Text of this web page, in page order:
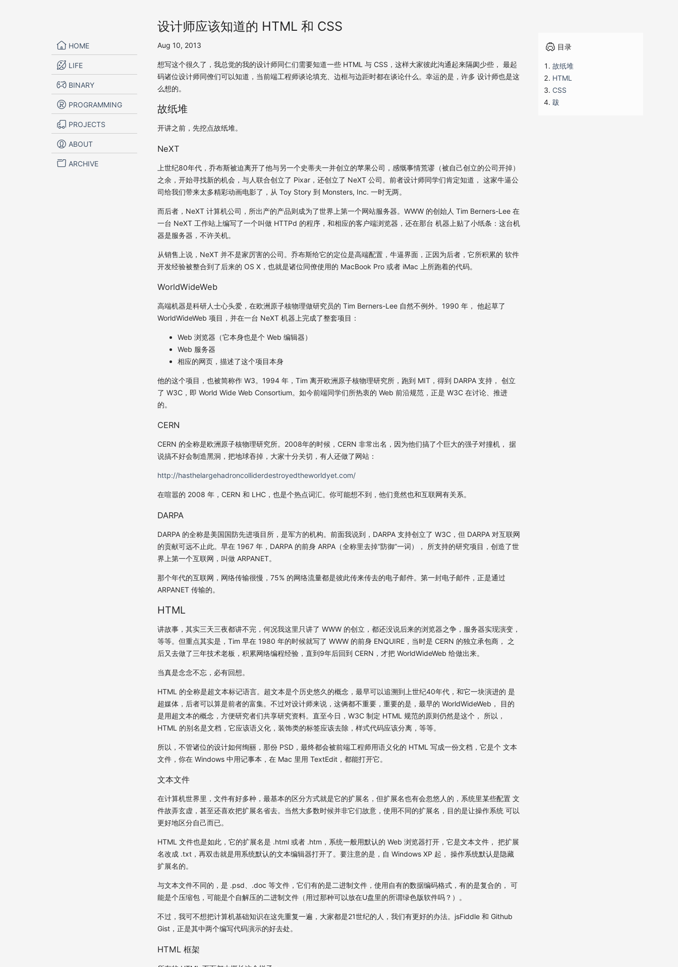
设计师应该知道的 HTML 和 CSS
Aug 10, 2013
想写这个很久了，我总觉的我的设计师同仁们需要知道一些 HTML 与 CSS，这样大家彼此沟通起来隔阂少些， 最起
码诸位设计师同僚们可以知道，当前端工程师谈论填充、边框与边距时都在谈论什么。幸运的是，许多 设计师也是这
么想的。
故纸堆
开讲之前，先挖点故纸堆。
NeXT
上世纪80年代，乔布斯被迫离开了他与另一个史蒂夫一并创立的苹果公司，感慨事情荒谬（被自己创立的公司开掉）
之余，开始寻找新的机会，与人联合创立了 Pixar，还创立了 NeXT 公司。前者设计师同学们肯定知道， 这家牛逼公
司给我们带来太多精彩动画电影了，从 Toy Story 到 Monsters, Inc. 一时无两。
而后者，NeXT 计算机公司，所出产的产品则成为了世界上第一个网站服务器。WWW 的创始人 Tim Berners-Lee 在
一台 NeXT 工作站上编写了一个叫做 HTTPd 的程序，和相应的客户端浏览器，还在那台 机器上贴了小纸条：这台机
器是服务器，不许关机。
从销售上说，NeXT 并不是家厉害的公司。乔布斯给它的定位是高端配置，牛逼界面，正因为后者，它所积累的 软件
开发经验被整合到了后来的 OS X，也就是诸位同僚使用的 MacBook Pro 或者 iMac 上所跑着的代码。
WorldWideWeb
高端机器是科研人士心头爱，在欧洲原子核物理做研究员的 Tim Berners-Lee 自然不例外。1990 年， 他起草了
WorldWideWeb 项目，并在一台 NeXT 机器上完成了整套项目：
Web 浏览器（它本身也是个 Web 编辑器）
Web 服务器
相应的网页，描述了这个项目本身
他的这个项目，也被简称作 W3。1994 年，Tim 离开欧洲原子核物理研究所，跑到 MIT，得到 DARPA 支持， 创立
了 W3C，即 World Wide Web Consortium。如今前端同学们所热衷的 Web 前沿规范，正是 W3C 在讨论、推进
的。
CERN
CERN 的全称是欧洲原子核物理研究所。2008年的时候，CERN 非常出名，因为他们搞了个巨大的强子对撞机， 据
说搞不好会制造黑洞，把地球吞掉，大家十分关切，有人还做了网站：
http://hasthelargehadroncolliderdestroyedtheworldyet.com/
在喧嚣的 2008 年，CERN 和 LHC，也是个热点词汇。你可能想不到，他们竟然也和互联网有关系。
DARPA
DARPA 的全称是美国国防先进项目所，是军方的机构。前面我说到，DARPA 支持创立了 W3C，但 DARPA 对互联网
的贡献可远不止此。早在 1967 年，DARPA 的前身 ARPA（全称里去掉“防御”一词）， 所支持的研究项目，创造了世
界上第一个互联网，叫做 ARPANET。
那个年代的互联网，网络传输很慢，75% 的网络流量都是彼此传来传去的电子邮件。第一封电子邮件，正是通过
ARPANET 传输的。
HTML
讲故事，其实三天三夜都讲不完，何况我这里只讲了 WWW 的创立，都还没说后来的浏览器之争，服务器实现演变，
等等。但重点其实是，Tim 早在 1980 年的时候就写了 WWW 的前身 ENQUIRE，当时是 CERN 的独立承包商， 之
后又去做了三年技术老板，积累网络编程经验，直到9年后回到 CERN，才把 WorldWideWeb 给做出来。
当真是念念不忘，必有回想。
HTML 的全称是超文本标记语言。超文本是个历史悠久的概念，最早可以追溯到上世纪40年代，和它一块演进的 是
超媒体，后者可以算是前者的富集。不过对设计师来说，这俩都不重要，重要的是，最早的 WorldWideWeb， 目的
是用超文本的概念，方便研究者们共享研究资料。直至今日，W3C 制定 HTML 规范的原则仍然是这个， 所以，
HTML 的别名是文档，它应该语义化，装饰类的标签应该去除，样式代码应该分离，等等。
所以，不管诸位的设计如何绚丽，那份 PSD，最终都会被前端工程师用语义化的 HTML 写成一份文档，它是个 文本
文件，你在 Windows 中用记事本，在 Mac 里用 TextEdit，都能打开它。
文本文件
在计算机世界里，文件有好多种，最基本的区分方式就是它的扩展名，但扩展名也有会忽悠人的，系统里某些配置 文
件故弄玄虚，甚至还喜欢把扩展名省去。当然大多数时候并非它们故意，使用不同的扩展名，目的是让操作系统 可以
更好地区分自己而已。
HTML 文件也是如此，它的扩展名是 .html 或者 .htm，系统一般用默认的 Web 浏览器打开，它是文本文件， 把扩展
名改成 .txt，再双击就是用系统默认的文本编辑器打开了。要注意的是，自 Windows XP 起， 操作系统默认是隐藏
扩展名的。
与文本文件不同的，是 .psd、.doc 等文件，它们有的是二进制文件，使用自有的数据编码格式，有的是复合的， 可
能是个压缩包，可能是个自解压的二进制文件（用过那种可以放在U盘里的所谓绿色版软件吗？）。
不过，我可不想把计算机基础知识在这先重复一遍，大家都是21世纪的人，我们有更好的办法。jsFiddle 和 Github
Gist，正是其中两个编写代码演示的好去处。
HTML 框架
目录
故纸堆
HTML
CSS
跋
HOME
LIFE
BINARY
PROGRAMMING
PROJECTS
ABOUT
ARCHIVE